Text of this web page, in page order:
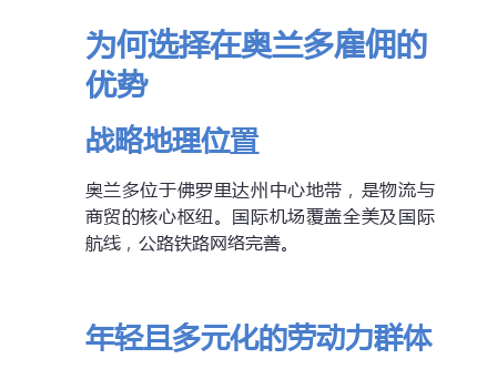
为何选择在奥兰多雇佣的
优势
战略地理位置
奥兰多位于佛罗里达州中心地带，是物流与
商贸的核心枢纽。国际机场覆盖全美及国际
航线，公路铁路网络完善。
年轻且多元化的劳动力群体